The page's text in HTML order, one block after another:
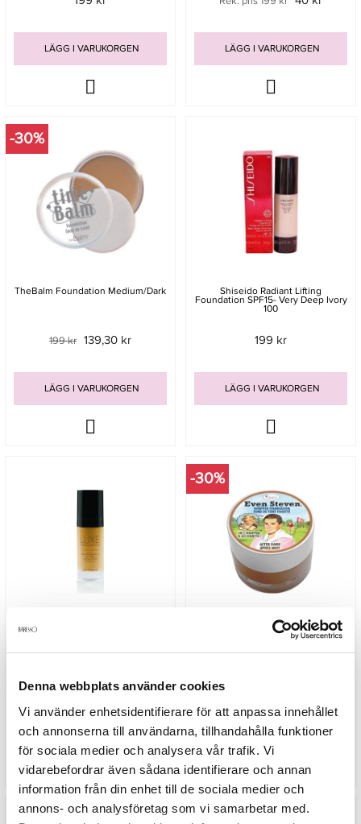
Denna webbplats använder cookies
Vi använder enhetsidentifierare för att anpassa innehållet
och annonserna till användarna, tillhandahålla funktioner
för sociala medier och analysera vår trafik. Vi
vidarebefordrar även sådana identifierare och annan
information från din enhet till de sociala medier och
annons- och analysföretag som vi samarbetar med.
LÄGG I VARUKORGEN LÄGG I VARUKORGEN
-30%
TheBalm Foundation Medium/Dark
199 kr 139,30 kr
LÄGG I VARUKORGEN
Shiseido Radiant Lifting
Foundation SPF15- Very Deep Ivory
100
199 kr
LÄGG I VARUKORGEN
GloMinerals - LUXE Liquid
399 kr
LÄGG I VARUKORGEN
-30%
TheBalm Even Steven Foundation
- After Dark
LÄGG I VARUKORGEN